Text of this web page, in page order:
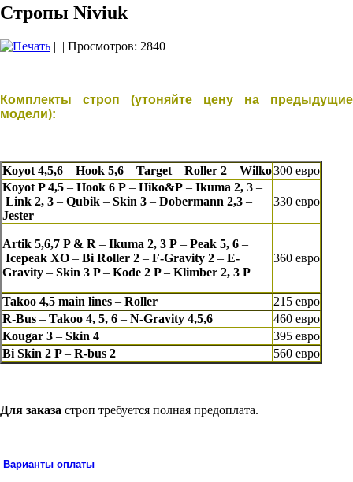
Стропы Niviuk
| | Просмотров: 2840
Комплекты строп (утоняйте цену на предыдущие
модели):
Koyot 4,5,6 – Hook 5,6 – Target – Roller 2 – Wilko300 евро
Koyot P 4,5 – Hook 6 P – Hiko&P – Ikuma 2, 3 –
Link 2, 3 – Qubik – Skin 3 – Dobermann 2,3 –
Jester
330 евро
Artik 5,6,7 P & R – Ikuma 2, 3 P – Peak 5, 6 –
Icepeak XO – Bi Roller 2 – F-Gravity 2 – E-
Gravity – Skin 3 P– Kode 2 P– Klimber 2, 3 P
360 евро
Takoo 4,5 main lines – Roller
215 евро
R-Bus – Takoo 4, 5, 6 – N-Gravity 4,5,6
460 евро
Kougar 3 – Skin 4
395 евро
Bi Skin 2 P– R-bus 2 560 евро
Для заказа строп требуется полная предоплата.
Варианты оплаты